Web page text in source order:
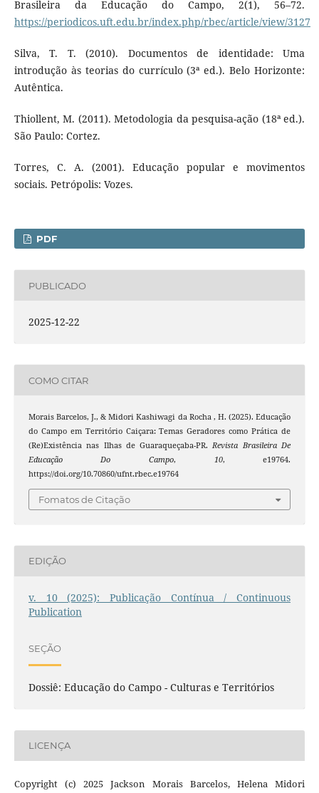
Brasileira da Educação do Campo, 2(1), 56–72.
https://periodicos.uft.edu.br/index.php/rbec/article/view/3127
Silva, T. T. (2010). Documentos de identidade: Uma
introdução às teorias do currículo (3ª ed.). Belo Horizonte:
Autêntica.
Thiollent, M. (2011). Metodologia da pesquisa-ação (18ª ed.).
São Paulo: Cortez.
Torres, C. A. (2001). Educação popular e movimentos
sociais. Petrópolis: Vozes.
PDF
PUBLICADO
2025-12-22
COMO CITAR
Morais Barcelos, J., & Midori Kashiwagi da Rocha , H. (2025). Educação
do Campo em Território Caiçara: Temas Geradores como Prática de
(Re)Existência nas Ilhas de Guaraqueçaba-PR.Revista Brasileira De
Educação Do Campo, 10, e19764.
https://doi.org/10.70860/ufnt.rbec.e19764
Fomatos de Citação
EDIÇÃO
v. 10 (2025): Publicação Contínua / Continuous
Publication
SEÇÃO
Dossiê: Educação do Campo - Culturas e Territórios
LICENÇA
Copyright (c) 2025 Jackson Morais Barcelos, Helena Midori